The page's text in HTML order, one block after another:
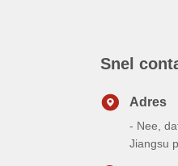
Snel
Adres
- Nee,
Jiangsu